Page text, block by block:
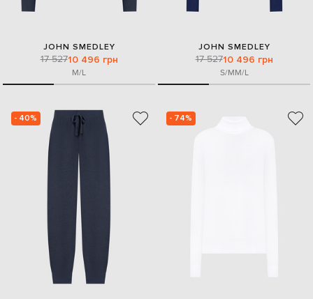
JOHN SMEDLEY
17 52710 496 грн
M/L
JOHN SMEDLEY
17 52710 496 грн
S/MM/L
- 40% - 74%